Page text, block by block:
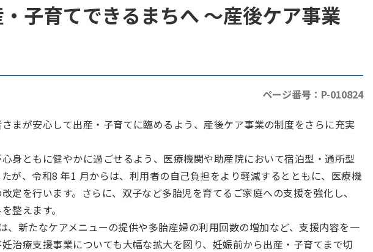
子育てできるまちへ ～産後ケア事業
ページ番号：P-010824
まが安心して出産・子育てに臨めるよう、産後ケア事業の制度をさらに充実
身ともに健やかに過ごせるよう、医療機関や助産院において宿泊型・通所型
が、令和8 年1 月からは、利用者の自己負担をより軽減するとともに、医療機
定を行います。さらに、双子など多胎児を育てるご家庭への支援を強化し、
整えます。
、新たなケアメニューの提供や多胎産婦の利用回数の増加など、支援内容を一
治療支援事業についても大幅な拡大を図り、妊娠前から出産・子育てまで切